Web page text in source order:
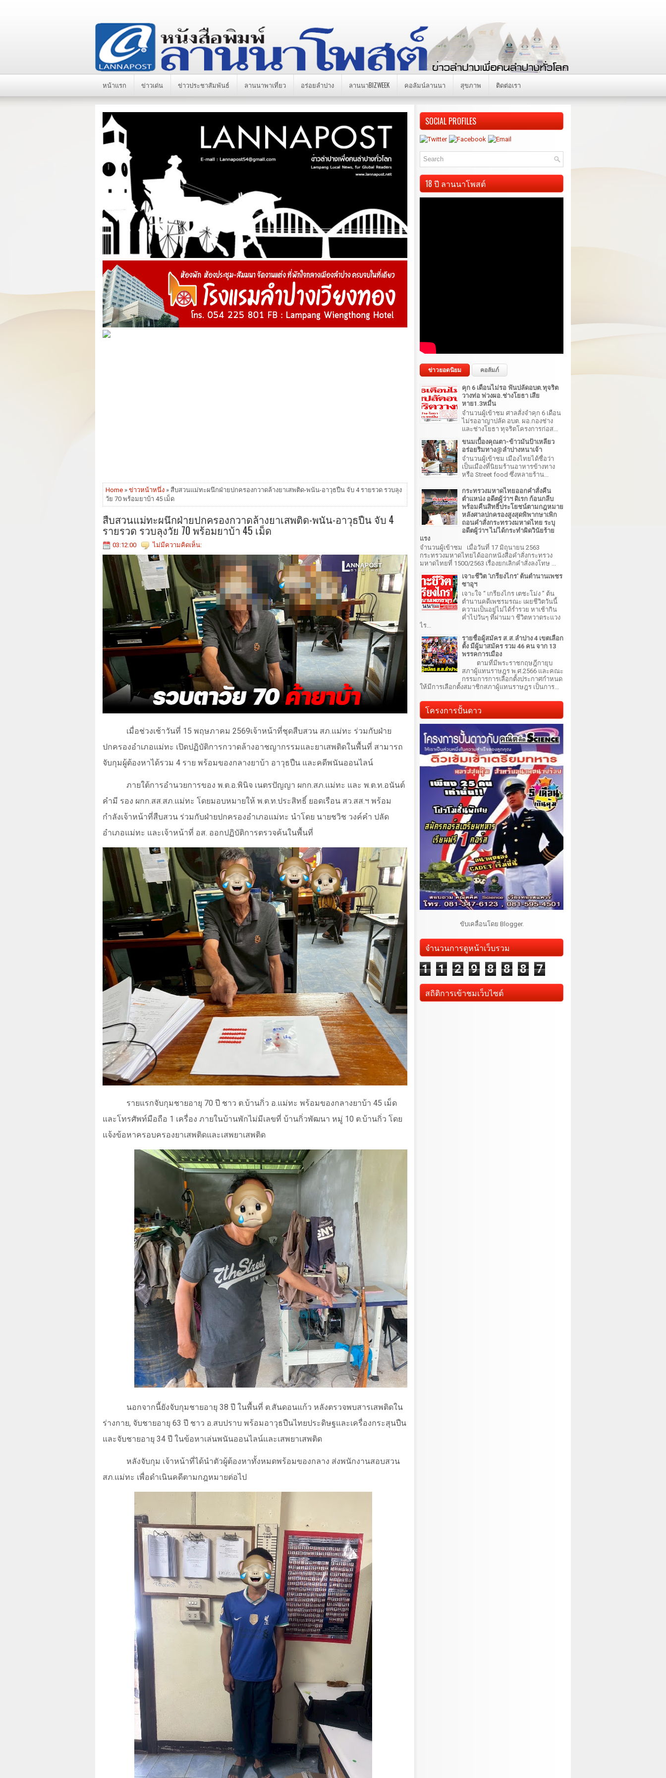
หน้าแรก ข่าวเด่น ข่าวประชาสัมพันธ์ ลานนาพาเที่ยว อร่อยลำปาง ลานนาBIZWEEK คอลัมน์ลานนา สุขภาพ ติดต่อเรา
Home » ข่าวหน้าหนึ่ง » สืบสวนแม่ทะผนึกฝ่ายปกครองกวาดล้างยาเสพติด-พนัน-อาวุธปืน จับ 4 รายรวด รวบลุง
วัย 70 พร้อมยาบ้า 45 เม็ด
สืบสวนแม่ทะผนึกฝ่ายปกครองกวาดล้างยาเสพติด-พนัน-อาวุธปืน จับ 4
รายรวด รวบลุงวัย 70 พร้อมยาบ้า 45 เม็ด
03:12:00 ไม่มีความคิดเห็น:
เมื่อช่วงเช้าวันที่ 15 พฤษภาคม 2569เจ้าหน้าที่ชุดสืบสวน สภ.แม่ทะ ร่วมกับฝ่าย
ปกครองอำเภอแม่ทะ เปิดปฏิบัติการกวาดล้างอาชญากรรมและยาเสพติดในพื้นที่ สามารถ
จับกุมผู้ต้องหาได้รวม 4 ราย พร้อมของกลางยาบ้า อาวุธปืน และคดีพนันออนไลน์
ภายใต้การอำนวยการของ พ.ต.อ.พินิจ เนตรปัญญา ผกก.สภ.แม่ทะ และ พ.ต.ท.อนันต์
คำมี รอง ผกก.สส.สภ.แม่ทะ โดยมอบหมายให้ พ.ต.ท.ประสิทธิ์ ยอดเรือน สว.สส.ฯ พร้อม
กำลังเจ้าหน้าที่สืบสวน ร่วมกับฝ่ายปกครองอำเภอแม่ทะ นำโดย นายชวิช วงค์คำ ปลัด
อำเภอแม่ทะ และเจ้าหน้าที่ อส. ออกปฏิบัติการตรวจค้นในพื้นที่
รายแรกจับกุมชายอายุ 70 ปี ชาว ต.บ้านกิ่ว อ.แม่ทะ พร้อมของกลางยาบ้า 45 เม็ด
และโทรศัพท์มือถือ 1 เครื่อง ภายในบ้านพักไม่มีเลขที่ บ้านกิ่วพัฒนา หมู่ 10 ต.บ้านกิ่ว โดย
แจ้งข้อหาครอบครองยาเสพติดและเสพยาเสพติด
นอกจากนี้ยังจับกุมชายอายุ 38 ปี ในพื้นที่ ต.สันดอนแก้ว หลังตรวจพบสารเสพติดใน
ร่างกาย, จับชายอายุ 63 ปี ชาว อ.สบปราบ พร้อมอาวุธปืนไทยประดิษฐและเครื่องกระสุนปืน
และจับชายอายุ 34 ปี ในข้อหาเล่นพนันออนไลน์และเสพยาเสพติด
หลังจับกุม เจ้าหน้าที่ได้นำตัวผู้ต้องหาทั้งหมดพร้อมของกลาง ส่งพนักงานสอบสวน
สภ.แม่ทะ เพื่อดำเนินคดีตามกฎหมายต่อไป
SOCIAL PROFILES
18 ปี ลานนาโพสต์
ข่าวยอดนิยม คอลัมภ์
คุก 6 เดือนไม่รอ ฟันปลัดอบต.ทุจริต
วางท่อ พ่วงผอ.ช่างโยธา เสีย
หาย1.3หมื่น
จำนวนผู้เข้าชม ศาลสั่งจำคุก 6 เดือน
ไม่รออาญาปลัด อบต. ผอ.กองช่าง
และช่างโยธา ทุจริตโครงการก่อส...
ขนมเบื้องคุณตา-ข้าวมันป้าเหลียว
อร่อยริมทาง@ลำปางหนาเจ้า
จำนวนผู้เข้าชม เมืองไทยได้ชื่อว่า
เป็นเมืองที่นิยมร้านอาหารข้างทาง
หรือ Street food ซึ่งหลายร้าน...
กระทรวงมหาดไทยออกคำสั่งคืน
ตำแหน่ง อดีตผู้ว่าฯ ดิเรก ก้อนกลีบ
พร้อมคืนสิทธิ์ประโยชน์ตามกฎหมาย
หลังศาลปกครองสูงสุดพิพากษาเพิก
ถอนคำสั่งกระทรวงมหาดไทย ระบุ
อดีตผู้ว่าฯ ไม่ได้กระทำผิดวินัยร้าย
แรง
จำนวนผู้เข้าชม เมื่อวันที่ 17 มิถุนายน 2563
กระทรวงมหาดไทยได้ออกหนังสือคำสั่งกระทรวง
มหาดไทยที่ 1500/2563 เรื่องยกเลิกคำสั่งลงโทษ ...
เจาะชีวิต 'เกรียงไกร' ต้นตำนานเพชร
ซาอุฯ
เจาะใจ “ เกรียงไกร เตชะโม่ง ” ต้น
ตำนานคดีเพชรมรณะ เผยชีวิตวันนี้
ความเป็นอยู่ไม่ได้ร่ำรวย หาเช้ากิน
ค่ำไปวันๆ ที่ผ่านมา ชีวิตหวาดระแวง
ไร...
รายชื่อผู้สมัคร ส.ส.ลำปาง 4 เขตเลือก
ตั้ง มีผู้มาสมัคร รวม 46 คน จาก 13
พรรคการเมือง
ตามที่มีพระราชกฤษฎีกายุบ
สภาผู้แทนราษฎร พ.ศ.2566 และคณะ
กรรมการการเลือกตั้งประกาศกำหนด
ให้มีการเลือกตั้งสมาชิกสภาผู้แทนราษฎร เป็นการ...
โครงการปั้นดาว
ขับเคลื่อนโดย Blogger.
จำนวนการดูหน้าเว็บรวม
1 1 2 9 8 8 8 7
สถิติการเข้าชมเว็บไซต์